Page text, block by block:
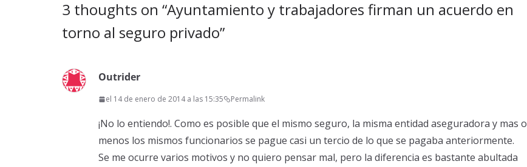
3 thoughts on “Ayuntamiento y trabajadores firman un acuerdo en
torno al seguro privado”
Outrider
el 14 de enero de 2014 a las 15:35 Permalink
¡No lo entiendo!. Como es posible que el mismo seguro, la misma entidad aseguradora y mas o
menos los mismos funcionarios se pague casi un tercio de lo que se pagaba anteriormente.
Se me ocurre varios motivos y no quiero pensar mal, pero la diferencia es bastante abultada